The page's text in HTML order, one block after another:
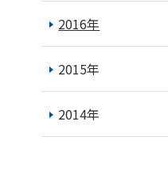
2016年
2015年
2014年